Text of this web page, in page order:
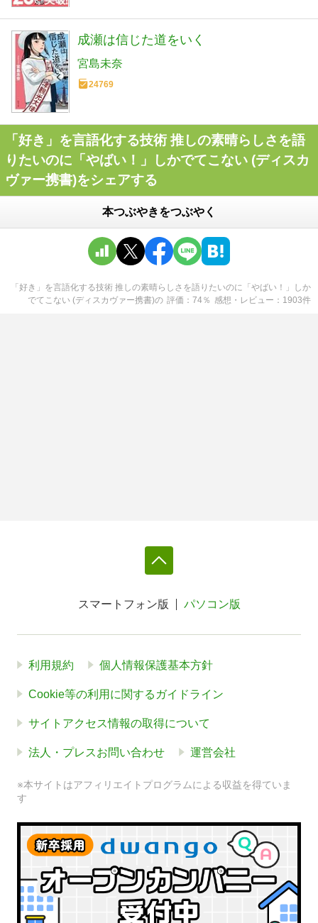
成瀬は信じた道をいく
宮島未奈
24769
「好き」を言語化する技術 推しの素晴らしさを語
りたいのに「やばい！」しかでてこない (ディスカ
ヴァー携書)をシェアする
本つぶやきをつぶやく
「好き」を言語化する技術 推しの素晴らしさを語りたいのに「やばい！」しか
でてこない (ディスカヴァー携書)の 評価 74％ 感想・レビュー 1903件
スマートフォン版 パソコン版
利用規約 個人情報保護基本方針
Cookie等の利用に関するガイドライン
サイトアクセス情報の取得について
法人・プレスお問い合わせ 運営会社
※本サイトはアフィリエイトプログラムによる収益を得ていま
す